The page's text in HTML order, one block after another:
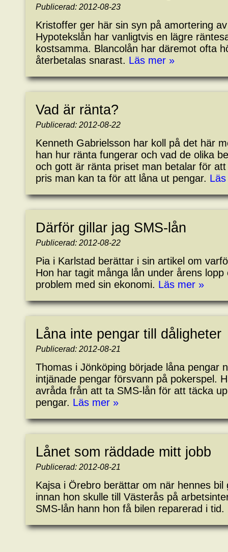
Publicerad: 2012-08-23
Kristoffer ger här sin syn på amortering
Hypotekslån har vanligtvis en lägre
kostsamma. Blancolån har däremot ofta
återbetalas snarast. Läs mer »
Vad är ränta?
Publicerad: 2012-08-22
Kenneth Gabrielsson har koll på det här
han hur ränta fungerar och vad de olika
och gott är ränta priset man betalar för
pris man kan ta för att låna ut pengar.
Därför gillar jag SMS-lån
Publicerad: 2012-08-22
Pia i Karlstad berättar i sin artikel om
Hon har tagit många lån under årens
problem med sin ekonomi. Läs mer »
Låna inte pengar till dåligheter
Publicerad: 2012-08-21
Thomas i Jönköping började låna pengar
intjänade pengar försvann på pokerspel.
avråda från att ta SMS-lån för att täcka
pengar. Läs mer »
Lånet som räddade mitt jobb
Publicerad: 2012-08-21
Kajsa i Örebro berättar om när hennes bil
innan hon skulle till Västerås på
SMS-lån hann hon få bilen reparerad i tid.